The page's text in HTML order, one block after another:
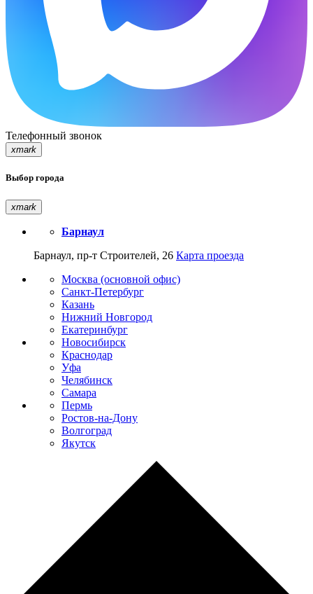
Телефонный звонок
xmark
Выбор города
xmark
Барнаул
Барнаул, пр-т Строителей, 26 Карта проезда
Москва (основной офис)
Санкт-Петербург
Казань
Нижний Новгород
Екатеринбург
Новосибирск
Краснодар
Уфа
Челябинск
Самара
Пермь
Ростов-на-Дону
Волгоград
Якутск